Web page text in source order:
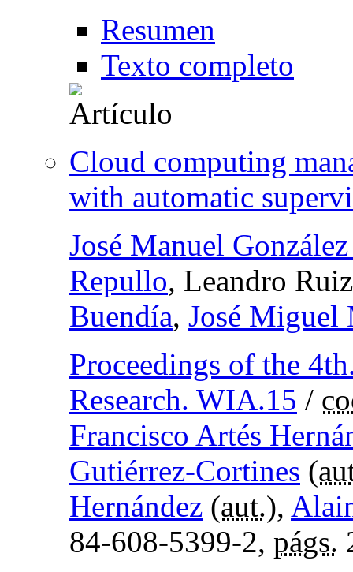
Resumen
Texto completo
Cloud computing
with automatic
José Manuel
Repullo, Leandro
Buendía, José Miguel
Proceedings of the
Research. WIA.15 /
Francisco Artés
Gutiérrez-Cortines (
Hernández (aut.),
84-608-5399-2, págs.